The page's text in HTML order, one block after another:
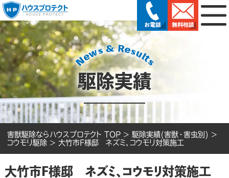
駆除実績
害獣駆除ならハウスプロテクト TOP > 駆除実績(害獣・害虫別) >
コウモリ駆除 > 大竹市F様邸 ネズミ、コウモリ対策施工
大竹市F様邸 ネズミ、コウモリ対策施工